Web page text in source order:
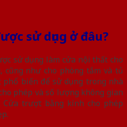
sử dụng ở đâu?
sử dụng làm cửa nội thất cho
cũng như cho phòng tắm và tủ
phổ biến để sử dụng trong nhà
phép và số lượng không gian
Cửa trượt bằng kính cho phép